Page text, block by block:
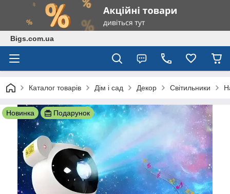
Bigs.com.ua
Каталог товарів Дім і сад Декор Світильники
Новинка Подарунок